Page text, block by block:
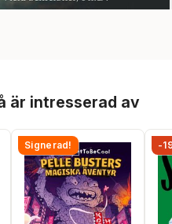
är intresserad av
Signerad! -